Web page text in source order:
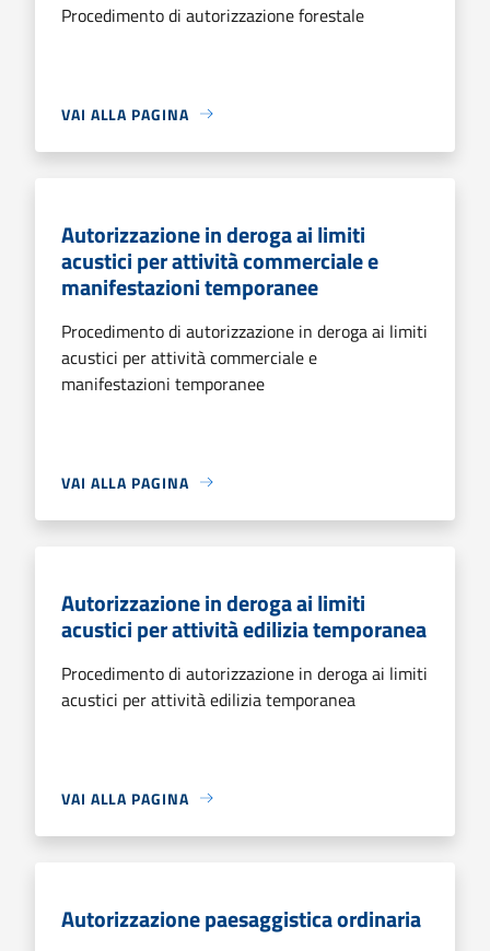
Procedimento di autorizzazione forestale
VAI ALLA PAGINA
Autorizzazione in deroga ai limiti
acustici per attività commerciale e
manifestazioni temporanee
Procedimento di autorizzazione in deroga ai limiti
acustici per attività commerciale e
manifestazioni temporanee
VAI ALLA PAGINA
Autorizzazione in deroga ai limiti
acustici per attività edilizia temporanea
Procedimento di autorizzazione in deroga ai limiti
acustici per attività edilizia temporanea
VAI ALLA PAGINA
Autorizzazione paesaggistica ordinaria